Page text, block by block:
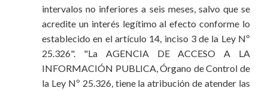
intervalos no inferiores a seis meses, salvo que se
acredite un interés legítimo al efecto conforme lo
establecido en el artículo 14, inciso 3 de la Ley Nº
25.326". "La AGENCIA DE ACCESO A LA
INFORMACIÓN PUBLICA, Órgano de Control de
la Ley Nº 25.326, tiene la atribución de atender las